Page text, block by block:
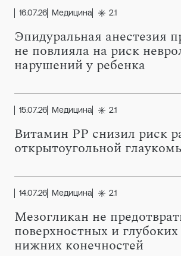
16.07.26 Медицина 2.1
Эпидуральная анестезия
не повлияла на риск
нарушений у ребенка
15.07.26 Медицина 2.1
Витамин PP снизил риск
открытоугольной
14.07.26 Медицина 2.1
Мезогликан не
поверхностных и
нижних конечностей